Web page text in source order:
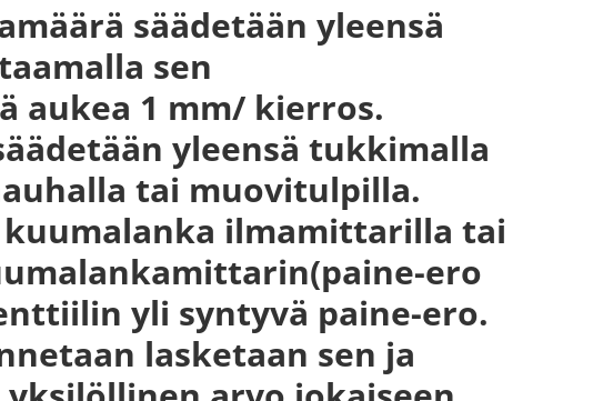
säädetään yleensä
sen
aukea 1 mm/ kierros.
yleensä tukkimalla
tai muovitulpilla.
ilmamittarilla tai
ero
yli syntyvä paine-ero.
lasketaan sen ja